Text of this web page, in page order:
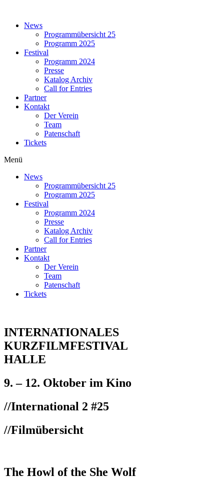
springenNews
Programmübersicht 25
Programm 2025
Festival
Programm 2024
Presse
Katalog Archiv
Call for Entries
Partner
Kontakt
Der Verein
Team
Patenschaft
Tickets
Menü
News
Programmübersicht 25
Programm 2025
Festival
Programm 2024
Presse
Katalog Archiv
Call for Entries
Partner
Kontakt
Der Verein
Team
Patenschaft
Tickets
INTERNATIONALES
KURZFILMFESTIVAL
HALLE
9. – 12. Oktober im Kino
//International 2 #25
//Filmübersicht
The Howl of the She Wolf